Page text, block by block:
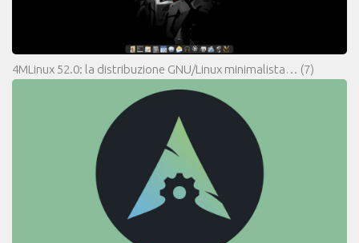
4MLinux 52.0: la distribuzione GNU/Linux minimalista… (7)